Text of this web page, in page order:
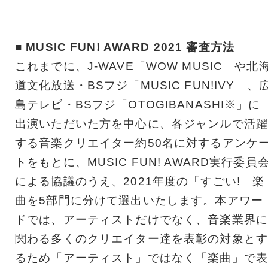
■ MUSIC FUN! AWARD 2021 審査方法
これまでに、J-WAVE「WOW MUSIC」や北
道文化放送・BSフジ「MUSIC FUN!IVY」、
島テレビ・BSフジ「OTOGIBANASHI※」に
出演いただいた方を中心に、各ジャンルで活躍
する音楽クリエイター約50名に対するアンケ
トをもとに、MUSIC FUN! AWARD実行委員
による協議のうえ、2021年度の「すごい!」楽
曲を5部門に分けて選出いたします。本アワー
ドでは、アーティストだけでなく、音楽業界に
関わる多くのクリエイター達を表彰の対象とす
るため「アーティスト」ではなく「楽曲」で表